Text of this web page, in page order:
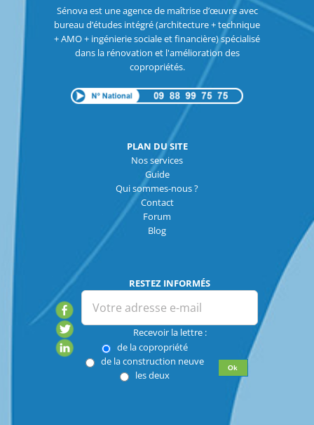
Sénova est une agence de maîtrise d’œuvre avec
bureau d’études intégré (architecture + technique
+ AMO + ingénierie sociale et financière) spécialisé
dans la rénovation et l'amélioration des
copropriétés.
PLAN DU SITE
Nos services
Guide
Qui sommes-nous ?
Contact
Forum
Blog
RESTEZ INFORMÉS
Recevoir la lettre :
de la copropriété
de la construction neuve
les deux